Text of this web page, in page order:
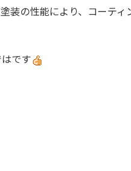
装の性能により、コーティ
です